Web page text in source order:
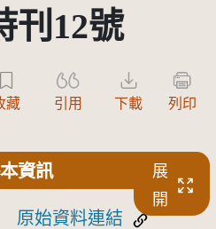
刊12號
藏 引用 下載 列印
資訊
展
開
原始資料連結